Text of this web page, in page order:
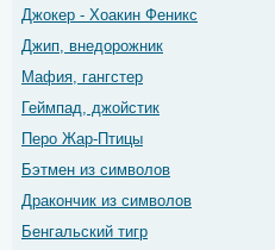
Джокер - Хоакин Феникс
Джип, внедорожник
Мафия, гангстер
Геймпад, джойстик
Перо Жар-Птицы
Бэтмен из символов
Дракончик из символов
Бенгальский тигр